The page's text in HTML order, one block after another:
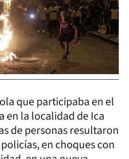
que participaba en el
en la localidad de Ica
de personas resultaron
en choques con